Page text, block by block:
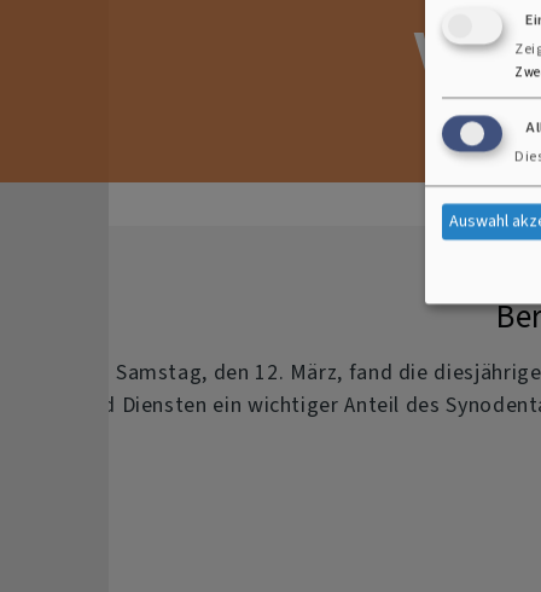
Am Samstag, den 12. März, fand die
und Diensten ein wichtiger Anteil des
Auswahl